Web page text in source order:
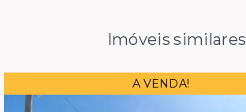
Imóveis similares
A VENDA!